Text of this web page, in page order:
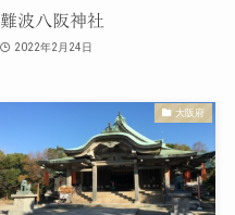
難波八阪神社
2022年2月24日
大阪府